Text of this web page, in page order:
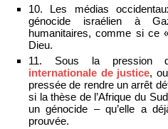
10. Les médias
génocide israélien à
humanitaires, comme si ce
Dieu.
11. Sous la pression
internationale de justice,
pressée de rendre un arrêt
si la thèse de l’Afrique du
un génocide – qu’elle a
prouvée.